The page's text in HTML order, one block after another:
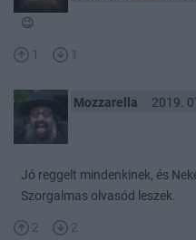
😉
1 1
Mozzarella 2019.
Jó reggelt mindenkinek, és
Szorgalmas olvasód leszek.
2 2